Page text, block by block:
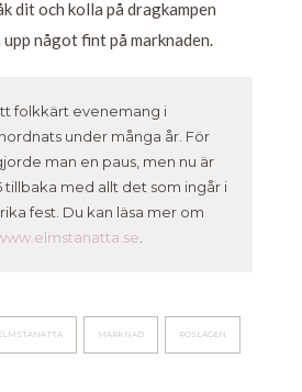
dit och kolla på dragkampen
något fint på marknaden.
folkkärt evenemang i
under många år. För
man en paus, men nu är
tillbaka med allt det som ingår i
fest. Du kan läsa mer om
.
MARKNAD ROSLAGEN